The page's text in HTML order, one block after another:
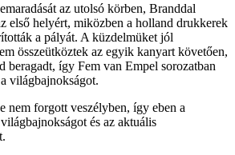
az utolsó körben, Branddal
első helyért, miközben a holland drukkerek
a pályát. A küzdelmüket jól
összeütköztek az egyik kanyart követően,
beragadt, így Fem van Empel sorozatban
világbajnokságot.
nem forgott veszélyben, így eben a
és az aktuális